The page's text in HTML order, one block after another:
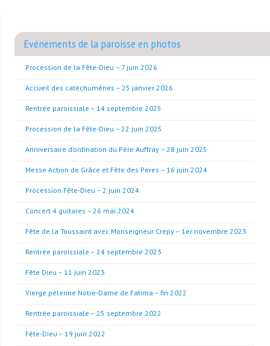
Evénements de la paroisse en photos
Procession de la Fête-Dieu – 7 juin 2026
Accueil des catéchumènes – 25 janvier 2026
Rentrée paroissiale – 14 septembre 2025
Procession de la Fête-Dieu – 22 juin 2025
Anniversaire d’ordination du Père Auffray – 28 juin 2025
Messe Action de Grâce et Fête des Pères – 16 juin 2024
Procession Fête-Dieu – 2 juin 2024
Concert 4 guitares – 26 mai 2024
Fête de la Toussaint avec Monseigneur Crepy – 1er novembre 2023
Rentrée paroissiale – 24 septembre 2023
Fête Dieu – 11 juin 2023
Vierge pèlerine Notre-Dame de Fatima – fin 2022
Rentrée paroissiale – 25 septembre 2022
Fête-Dieu – 19 juin 2022